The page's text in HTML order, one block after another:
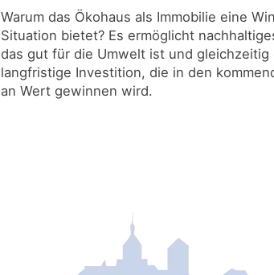
Warum das Ökohaus als Immobilie eine
Situation bietet? Es ermöglicht
das gut für die Umwelt ist und gleichzeitig
langfristige Investition, die in den
an Wert gewinnen wird.